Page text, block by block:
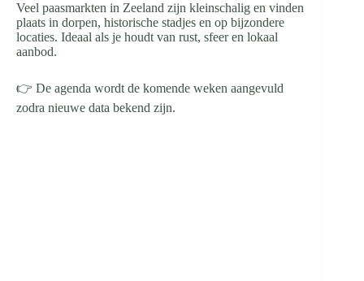
Veel paasmarkten in Zeeland zijn kleinschalig en vinden
plaats in dorpen, historische stadjes en op bijzondere
locaties. Ideaal als je houdt van rust, sfeer en lokaal
aanbod.
👉 De agenda wordt de komende weken aangevuld
zodra nieuwe data bekend zijn.